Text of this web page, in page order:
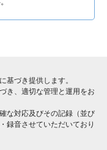
に基づき提供します。
き、適切な管理と運用をお
な対応及びその記録（並び
録音させていただいており